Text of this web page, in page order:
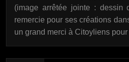
(image arrêtée jointe : dessin
remercie pour ses créations
un grand merci à Citoyliens